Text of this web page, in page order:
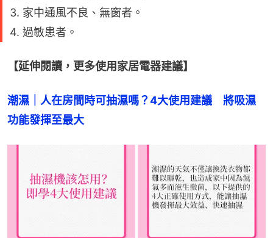
3. 家中通風不良、無窗者。
4. 過敏患者。
【延伸閱讀，更多使用家居電器建議】
潮濕｜人在房間時可抽濕嗎？4大使用建議　將吸濕
功能發揮至最大